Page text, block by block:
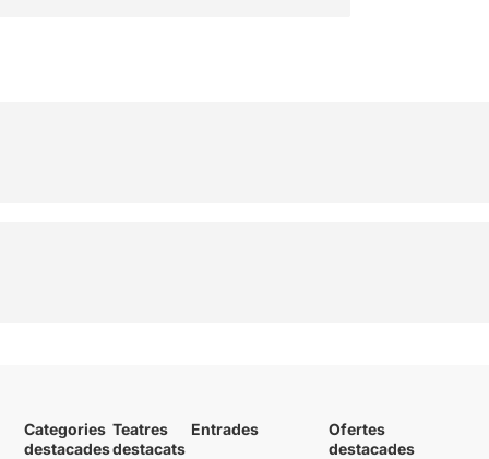
Categories
destacades
Teatres
destacats
Entrades
Ofertes
destacades